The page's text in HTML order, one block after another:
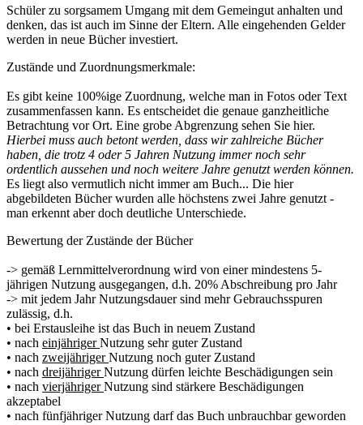
Schüler zu sorgsamem Umgang mit dem Gemeingut anhalten und
denken, das ist auch im Sinne der Eltern. Alle eingehenden Gelder
werden in neue Bücher investiert.
Zustände und Zuordnungsmerkmale:
Es gibt keine 100%ige Zuordnung, welche man in Fotos oder Text
zusammenfassen kann. Es entscheidet die genaue ganzheitliche
Betrachtung vor Ort. Eine grobe Abgrenzung sehen Sie hier.
Hierbei muss auch betont werden, dass wir zahlreiche Bücher
haben, die trotz 4 oder 5 Jahren Nutzung immer noch sehr
ordentlich aussehen und noch weitere Jahre genutzt werden können.
Es liegt also vermutlich nicht immer am Buch... Die hier
abgebildeten Bücher wurden alle höchstens zwei Jahre genutzt -
man erkennt aber doch deutliche Unterschiede.
Bewertung der Zustände der Bücher
-> gemäß Lernmittelverordnung wird von einer mindestens 5-
jährigen Nutzung ausgegangen, d.h. 20% Abschreibung pro Jahr
-> mit jedem Jahr Nutzungsdauer sind mehr Gebrauchsspuren
zulässig, d.h.
• bei Erstausleihe ist das Buch in neuem Zustand
• nach einjährigerNutzung sehr guter Zustand
• nach zweijährigerNutzung noch guter Zustand
• nach dreijährigerNutzung dürfen leichte Beschädigungen sein
• nach vierjährigerNutzung sind stärkere Beschädigungen
akzeptabel
• nach fünfjähriger Nutzung darf das Buch unbrauchbar geworden